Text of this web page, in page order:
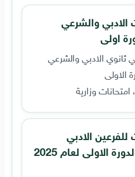
الادبي والشرعي
ثانوي الادبي والشرعي
امتحانات وزارية
للفرعين الادبي
والشرعي وزاري الدورة الاولى لعام 2025